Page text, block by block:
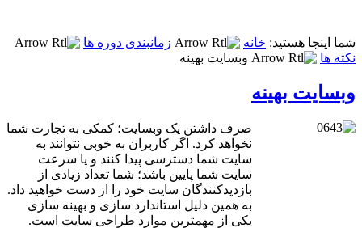
شما اینجا هستید: خانه
زمانبندی دوره ها
نکته ها
وبسایت بهینه
وبسایت بهینه
صرف داشتن یک وبسایت؛ کمکی به تجارت شما
نخواهد کرد. اگر کاربران به خوبی نتوانند به
سایت شما دسترسی پیدا کنند و یا سرعت
سایت شما پایین باشد؛ شما تعداد زیادی از
بازدیدکنندگان سایت خود را از دست خواهید داد.
به همین دلیل استاندارد سازی و بهینه سازی
یکی از مهمترین موارد طراحی سایت است.